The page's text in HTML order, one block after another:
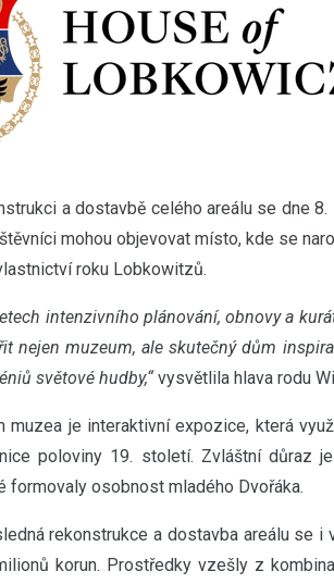
a dostavbě celého areálu se dne
mohou objevovat místo, kde se
roku Lobkowitzů.
intenzivního plánování, obnovy a
nejen muzeum, ale skutečný dům
světové hudby,“vysvětlila hlava rodu
muzea je interaktivní expozice, která
poloviny 19. století. Zvláštní důraz
formovaly osobnost mladého Dvořáka.
rekonstrukce a dostavba areálu se
korun. Prostředky vzešly z